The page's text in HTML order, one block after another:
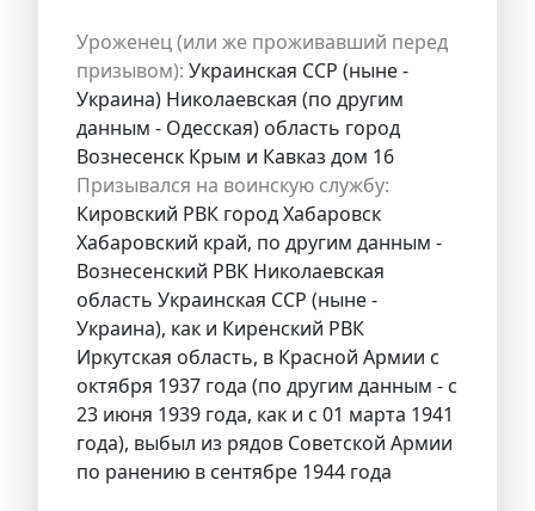
Уроженец (или же проживавший перед
призывом): Украинская ССР (ныне -
Украина) Николаевская (по другим
данным - Одесская) область город
Вознесенск Крым и Кавказ дом 16
Призывался на воинскую службу:
Кировский РВК город Хабаровск
Хабаровский край, по другим данным -
Вознесенский РВК Николаевская
область Украинская ССР (ныне -
Украина), как и Киренский РВК
Иркутская область, в Красной Армии с
октября 1937 года (по другим данным - с
23 июня 1939 года, как и с 01 марта 1941
года), выбыл из рядов Советской Армии
по ранению в сентябре 1944 года